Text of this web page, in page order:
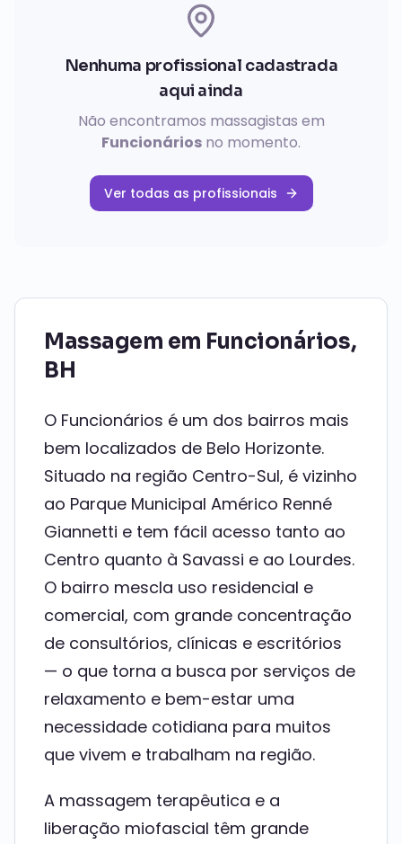
Nenhuma profissional cadastrada
aqui ainda
Não encontramos massagistas em
Funcionários no momento.
Ver todas as profissionais
Massagem em Funcionários,
BH
O Funcionários é um dos bairros mais
bem localizados de Belo Horizonte.
Situado na região Centro-Sul, é vizinho
ao Parque Municipal Américo Renné
Giannetti e tem fácil acesso tanto ao
Centro quanto à Savassi e ao Lourdes.
O bairro mescla uso residencial e
comercial, com grande concentração
de consultórios, clínicas e escritórios
— o que torna a busca por serviços de
relaxamento e bem-estar uma
necessidade cotidiana para muitos
que vivem e trabalham na região.
A massagem terapêutica e a
liberação miofascial têm grande